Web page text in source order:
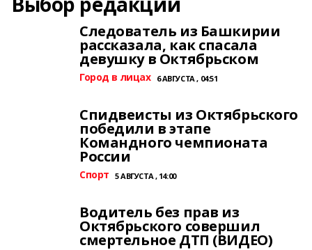
Следователь из Башкирии
рассказала, как спасала
девушку в Октябрьском
Город в лицах 6 АВГУСТА , 04:51
Спидвеисты из Октябрьского
победили в этапе
Командного чемпионата
России
Спорт 5 АВГУСТА , 14:00
Водитель без прав из
Октябрьского совершил
смертельное ДТП (ВИДЕО)